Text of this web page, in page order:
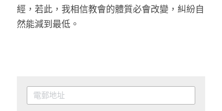
經，若此，我相信教會的體質必會改變，糾紛自
然能減到最低。